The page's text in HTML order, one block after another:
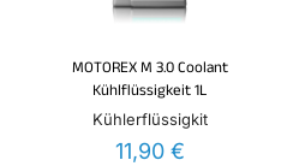
MOTOREX M 3.0 Coolant
Kühlflüssigkeit 1L
Kühlerflüssigkit
11,90 €